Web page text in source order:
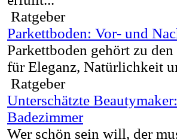
Ratgeber
Parkettboden: Vor- und
Parkettboden gehört zu
für Eleganz, Natürlichkeit
Ratgeber
Unterschätzte
Badezimmer
Wer schön sein will, der